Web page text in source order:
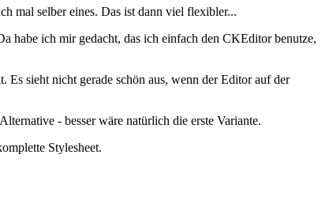
mal selber eines. Das ist dann viel flexibler...
habe ich mir gedacht, das ich einfach den CKEditor benutze,
sieht nicht gerade schön aus, wenn der Editor auf der
- besser wäre natürlich die erste Variante.
Stylesheet.